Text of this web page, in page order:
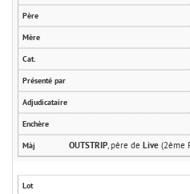
OUTSTRIP , père deLive (2ème